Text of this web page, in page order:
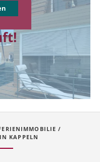
/
KAPPELN